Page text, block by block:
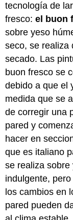
tecnología de
fresco:el buon
sobre yeso
seco, se realiza
secado. Las
buon fresco se
debido a que el
medida que se
de corregir una
pared y
hacer en
que es italiano
se realiza
indulgente,
los cambios en
pared pueden